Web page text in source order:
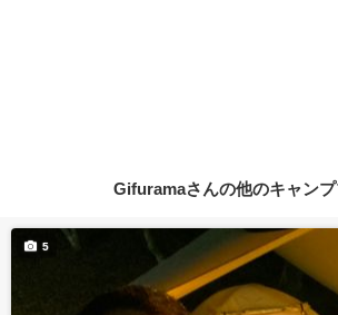
Gifuramaさんの他のキャン
5